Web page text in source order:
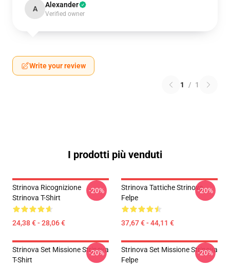
A Alexander
Verified owner
Write your review
1 / 1
I prodotti più venduti
Strinova Ricognizione
Strinova T-Shirt
24,38 € - 28,06 €
-20%
Strinova Tattiche Strinova
Felpe
37,67 € - 44,11 €
-20%
Strinova Set Missione Strinova
T-Shirt
-20%
Strinova Set Missione Strinova
Felpe
-20%